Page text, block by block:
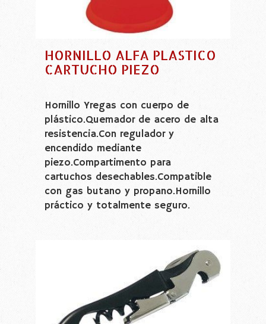
HORNILLO ALFA PLASTICO
CARTUCHO PIEZO
Hornillo Yregas con cuerpo de
plástico.Quemador de acero de alta
resistencia.Con regulador y
encendido mediante
piezo.Compartimento para
cartuchos desechables.Compatible
con gas butano y propano.Hornillo
práctico y totalmente seguro.